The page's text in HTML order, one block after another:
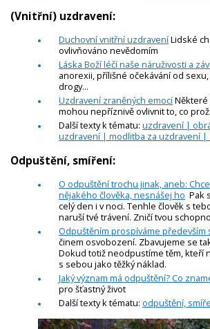
(Vnitřní) uzdravení:
Duchovní vnitřní uzdraveníLidské
ovlivňováno nevědomím
Láska Boží léčí naše náruživosti a
anorexii, přílišné očekávání od
drogy...
Uzdravení zraněných emocíNěkteré
mohou nepříznivě ovlivnit to, co
Další texty k tématu: uzdravení |
uzdravení | modlitba za uzdravení |
Odpuštění, smíření:
O odpuštění trochu jinak, aneb:
nějakého člověka, nesnášej ho Pak
celý den i v noci. Tenhle člověk s
naruší tvé trávení. Zničí tvou
Odpuštěním prospíváme především
činem osvobození. Zbavujeme se
Dokud totiž neodpustíme těm, kteří
s sebou jako těžký náklad.
Jaký význam má odpuštění? Co
pro šťastný život
Další texty k tématu: odpuštění,